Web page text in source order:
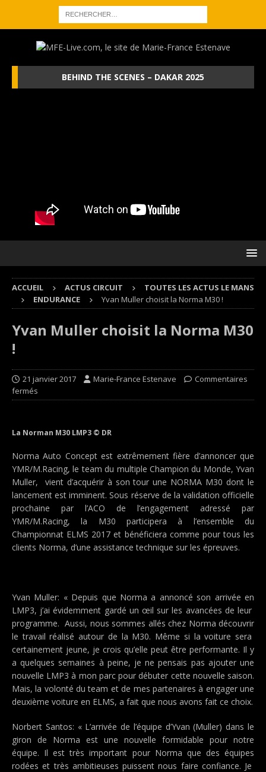
BEHIND THE SCENES – DAKAR 2025
ACCUEIL ACTUS CIRCUIT
TOUTES LES ACTUS LE MANS
ENDURANCE
Yvan Muller choisit la Norma M30 !
Yvan Muller choisit la Norma M30
!
21 janvier 2017 Marie-France Estenave
Commentaires
fermés
La Norman M30 LMP3 © DR
Norma Auto Concept est extrêmement fière d’annoncer que
YMR/M.Racing, le team du multiple Champion du Monde, Yvan
Muller, vient d’acquérir à son tour une NORMA M30 dont le
lancement est imminent. Sous réserve de la validation officielle
prochaine par l’ACO de l’engagement adressé par
YMR/M.Racing, la M30 participera à l’ensemble du
Championnat ELMS 2017 et bénéficiera comme pour tous les
clients Norma, d’une assistance technique sur les épreuves.
Yvan Muller: « Depuis que Norma a annoncé son arrivée en
LMP3, j’ai évidemment gardé un œil sur les avancées de leur
programme. Aussi, nous sommes allés chez Norma découvrir
le travail réalisé autour de la M30. Même si la voiture sera
certainement jeune, je crois qu’elle peut être performante. Il y
a quelques semaines à peine, je ne pensais pas ajouter une
nouvelle LMP3 à mon parc pour débuter cette nouvelle saison.
Mais, la volonté du team et de mes partenaires à engager une
deuxième voiture en ELMS, a fait que nous avons fait ce choix.
Norbert Santos: « L’arrivée de l’équipe d’Yvan (Muller) dans le
giron de Norma est une nouvelle formidable pour notre
équipe. Il est très important pour Norma que des équipes
rodées et très ambitieuses puissent nous faire confiance. Je